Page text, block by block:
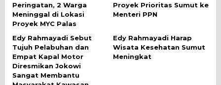
Peringatan, 2 Warga
Meninggal di Lokasi
Proyek MYC Palas
Proyek Prioritas Sumut ke
Menteri PPN
Edy Rahmayadi Sebut
Tujuh Pelabuhan dan
Empat Kapal Motor
Diresmikan Jokowi
Sangat Membantu
Edy Rahmayadi Harap
Wisata Kesehatan Sumut
Meningkat